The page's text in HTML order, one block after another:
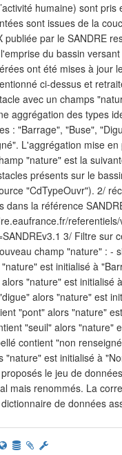
humaine) sont pris
sont issues de la
publiée par le SANDRE
du bassin
ont été mises à jour
ci-dessus et
avec un champs
aggrégation des types
: "Barrage", "Buse",
L'aggrégation mise en
"nature" est la
présents sur le
"CdTypeOuvr"). 2/
dans la référence
3/ Filtre sur
champ "nature" : -
est initialisé à
"nature" est initialisé
alors "nature" est
"pont" alors "nature"
"seuil" alors "nature"
contient "non
"nature" est initialisé à
le jeu de
mais renommés. La
de données